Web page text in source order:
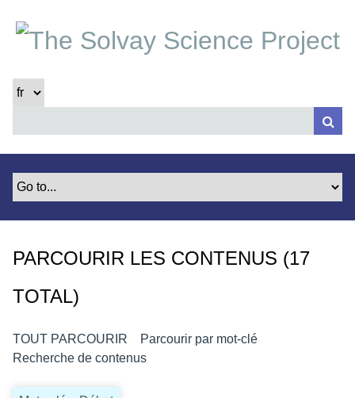
t
PARCOURIR LES CONTENUS (17
TOTAL)
TOUT PARCOURIR
Parcourir par mot-clé
Recherche de contenus